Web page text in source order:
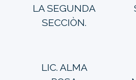
LA SEGUNDA
SECCIÒN.
LIC. ALMA